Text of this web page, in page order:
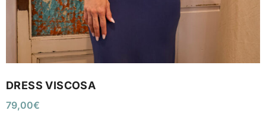
DRESS VISCOSA
79,00€